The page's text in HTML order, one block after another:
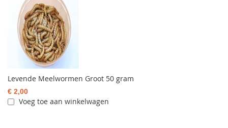
Levende Meelwormen Groot 50 gram
€ 2,00
Voeg toe aan winkelwagen